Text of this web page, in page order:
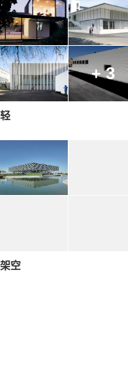
+ 3
轻
架空